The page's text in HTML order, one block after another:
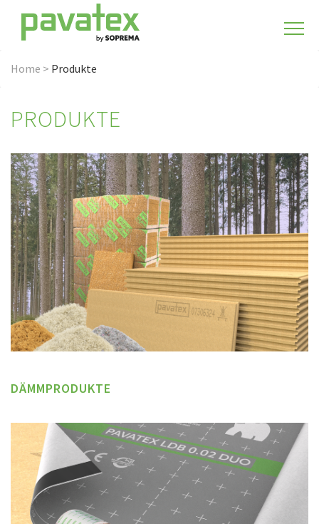
Home > Produkte
PRODUKTE
DÄMMPRODUKTE